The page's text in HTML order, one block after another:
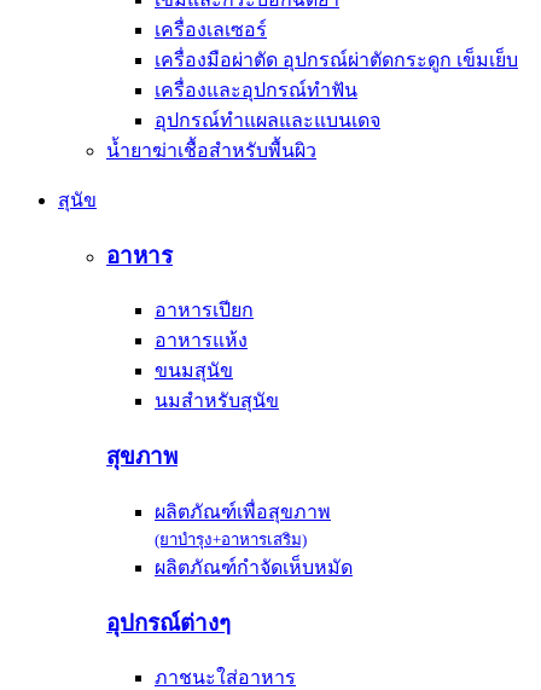
เครื่องเลเซอร์
เครื่องมือผ่าตัด อุปกรณ์ผ่าตัดกระดูก เข็มเย็บ
เครื่องและอุปกรณ์ทำฟัน
อุปกรณ์ทำแผลและแบนเดจ
น้ำยาฆ่าเชื้อสำหรับพื้นผิว
สุนัข
อาหาร
อาหารเปียก
อาหารแห้ง
ขนมสุนัข
นมสำหรับสุนัข
สุขภาพ
ผลิตภัณฑ์เพื่อสุขภาพ
(ยาบำรุง+อาหารเสริม)
ผลิตภัณฑ์กำจัดเห็บหมัด
อุปกรณ์ต่างๆ
ภาชนะใส่อาหาร